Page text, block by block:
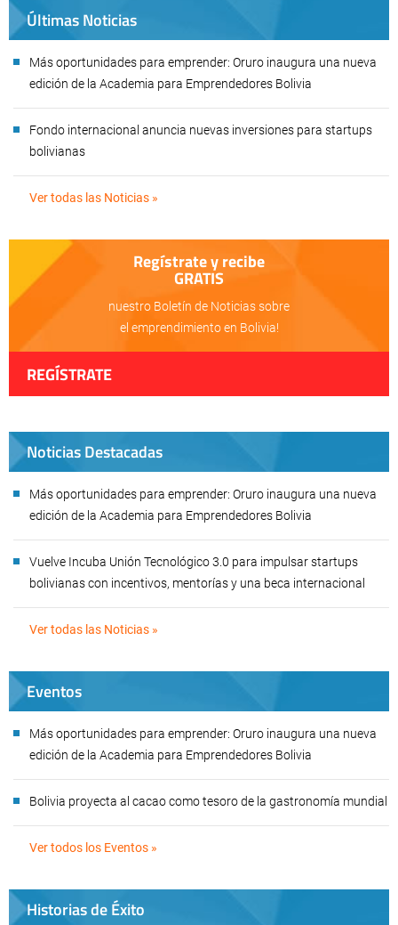
Últimas Noticias
Más oportunidades para emprender: Oruro inaugura una nueva
edición de la Academia para Emprendedores Bolivia
Fondo internacional anuncia nuevas inversiones para startups
bolivianas
Ver todas las Noticias »
Regístrate y recibe
GRATIS
nuestro Boletín de Noticias sobre
el emprendimiento en Bolivia!
REGÍSTRATE
Noticias Destacadas
Más oportunidades para emprender: Oruro inaugura una nueva
edición de la Academia para Emprendedores Bolivia
Vuelve Incuba Unión Tecnológico 3.0 para impulsar startups
bolivianas con incentivos, mentorías y una beca internacional
Ver todas las Noticias »
Eventos
Más oportunidades para emprender: Oruro inaugura una nueva
edición de la Academia para Emprendedores Bolivia
Bolivia proyecta al cacao como tesoro de la gastronomía mundial
Ver todos los Eventos »
Historias de Éxito